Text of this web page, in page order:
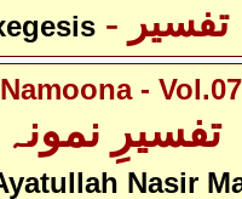
- تفسیر
- Vol.07
تفسیرِ نمونہ
Nasir